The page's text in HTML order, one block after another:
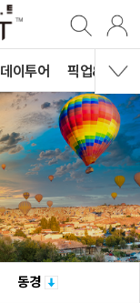
데이투어 픽업&티켓&
동경